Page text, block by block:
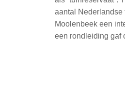
aantal Nederlandse
Moolenbeek een
een rondleiding gaf